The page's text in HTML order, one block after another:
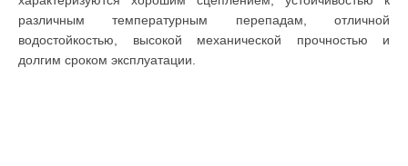
различным температурным перепадам, отличной
водостойкостью, высокой механической прочностью и
долгим сроком эксплуатации.